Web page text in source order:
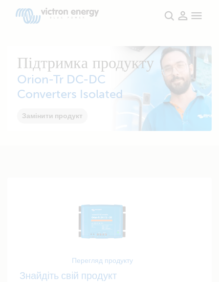
Підтримка продукту
Orion-Tr DC-DC
Converters Isolated
Замінити продукт
Перегляд продукту
Знайдіть свій продукт